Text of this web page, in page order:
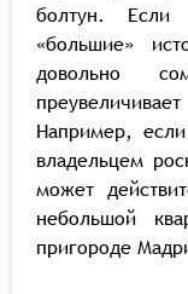
болтун. Если
«большие»
довольно
Например,
владельцем
может
небольшой
пригороде